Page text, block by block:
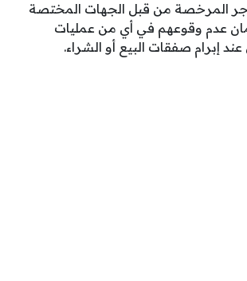
المرخصة من قبل الجهات المختصة
عدم وقوعهم في أي من عمليات
عند إبرام صفقات البيع أو الشراء.